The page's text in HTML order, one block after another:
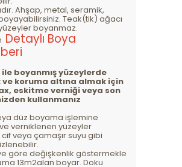
Ahşap, metal, seramik,
Teak(tik) ağacı
boyanmaz.
Detaylı Boya
boyanmış yüzeylerde
koruma altına almak için
eskitme verniği veya son
kullanmanız
düz boyama işlemine
verniklenen yüzeyler
veya çamaşır suyu gibi
göre değişkenlik göstermekle
13m2alan boyar. Doku